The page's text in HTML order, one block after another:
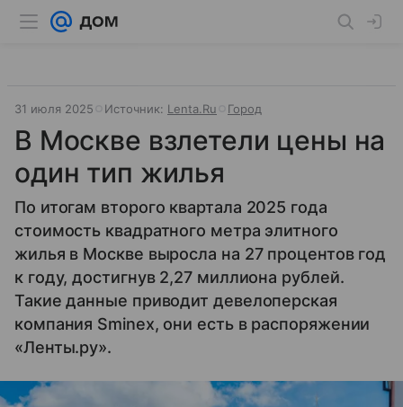
31 июля 2025 Источник: Lenta.Ru Город
В Москве взлетели цены на
один тип жилья
По итогам второго квартала 2025 года
стоимость квадратного метра элитного
жилья в Москве выросла на 27 процентов год
к году, достигнув 2,27 миллиона рублей.
Такие данные приводит девелоперская
компания Sminex, они есть в распоряжении
«Ленты.ру».